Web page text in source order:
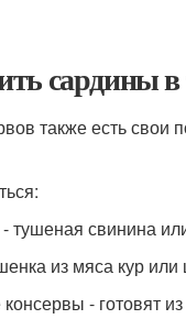
сардины в
также есть свои
тушеная свинина
из мяса кур
консервы - готовят